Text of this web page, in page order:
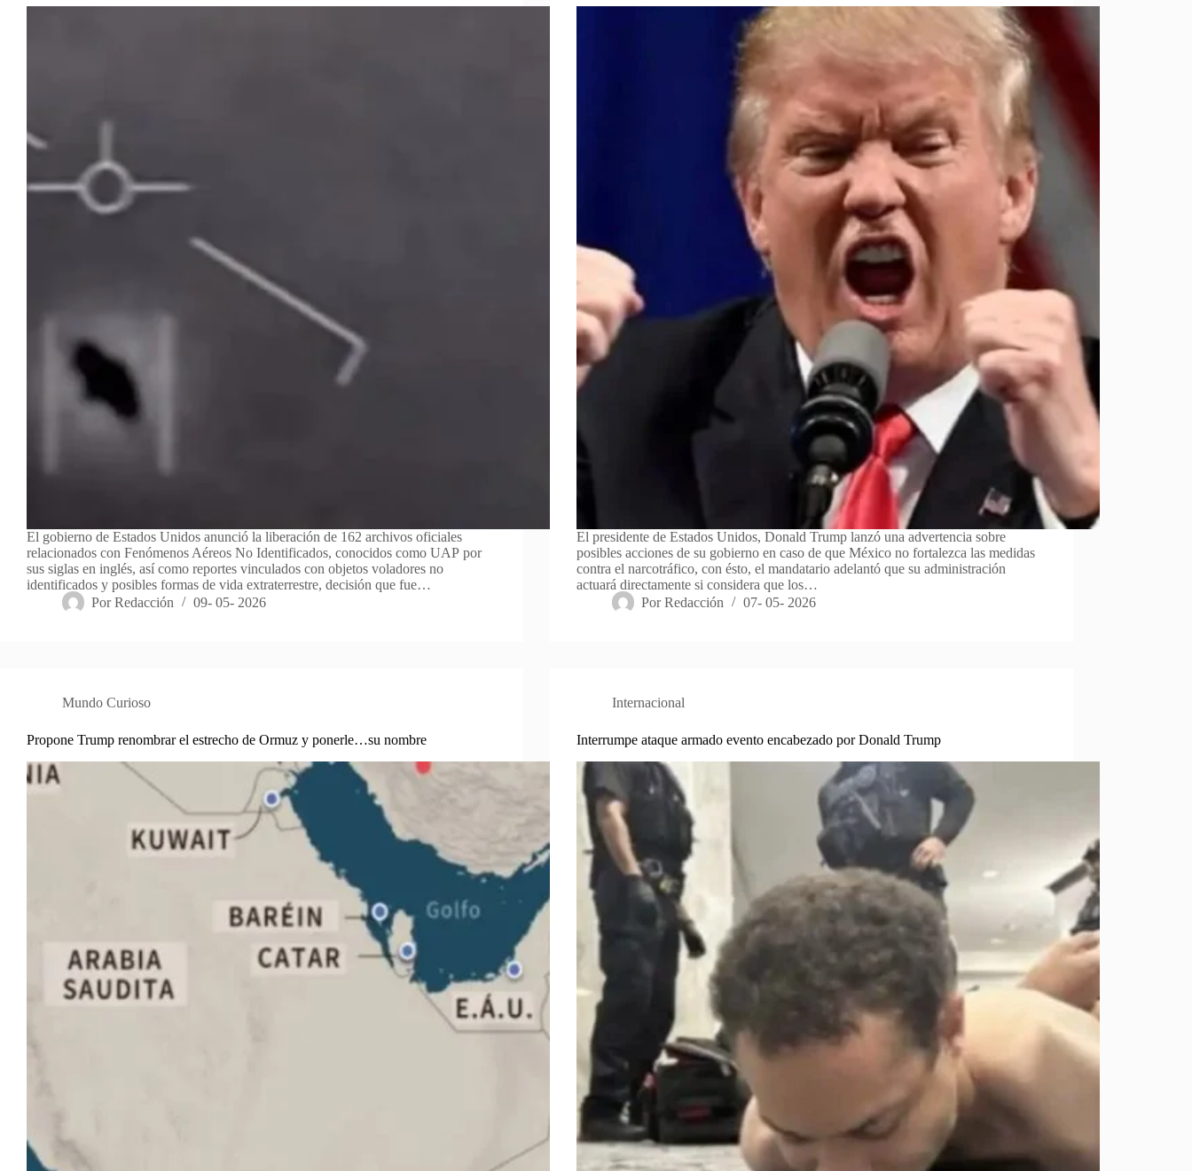
El gobierno de Estados Unidos anunció la liberación de 162 archivos oficiales
relacionados con Fenómenos Aéreos No Identificados, conocidos como UAP por
sus siglas en inglés, así como reportes vinculados con objetos voladores no
identificados y posibles formas de vida extraterrestre, decisión que fue…
Por Redacción 09- 05- 2026
El presidente de Estados Unidos, Donald Trump lanzó una advertencia sobre
posibles acciones de su gobierno en caso de que México no fortalezca las medidas
contra el narcotráfico, con ésto, el mandatario adelantó que su administración
actuará directamente si considera que los…
Por Redacción 07- 05- 2026
Mundo Curioso
Propone Trump renombrar el estrecho de Ormuz y ponerle…su nombre
Internacional
Interrumpe ataque armado evento encabezado por Donald Trump